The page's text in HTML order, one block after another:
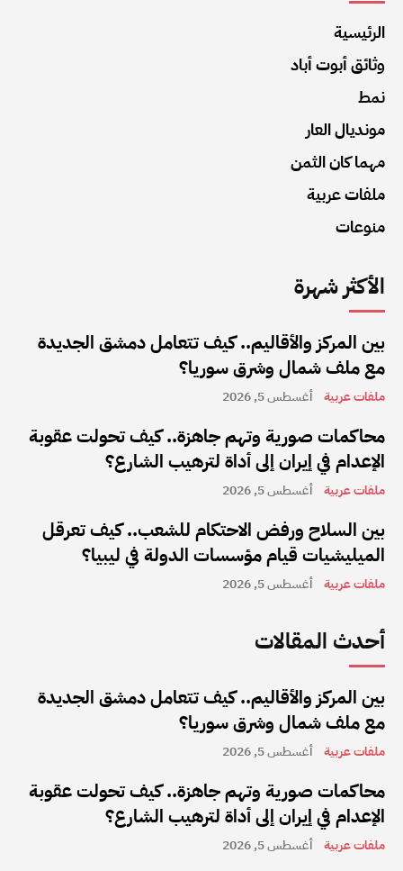
الرئيسية
وثائق أبوت أباد
نمط
مونديال العار
مهما كان الثمن
ملفات عربية
منوعات
الأكثر شهرة
بين المركز والأقاليم.. كيف تتعامل دمشق الجديدة
مع ملف شمال وشرق سوريا؟
ملفات عربية أغسطس 5, 2026
محاكمات صورية وتهم جاهزة.. كيف تحولت عقوبة
الإعدام في إيران إلى أداة لترهيب الشارع؟
ملفات عربية أغسطس 5, 2026
بين السلاح ورفض الاحتكام للشعب.. كيف تعرقل
الميليشيات قيام مؤسسات الدولة في ليبيا؟
ملفات عربية أغسطس 5, 2026
أحدث المقالات
بين المركز والأقاليم.. كيف تتعامل دمشق الجديدة
مع ملف شمال وشرق سوريا؟
ملفات عربية أغسطس 5, 2026
محاكمات صورية وتهم جاهزة.. كيف تحولت عقوبة
الإعدام في إيران إلى أداة لترهيب الشارع؟
ملفات عربية أغسطس 5, 2026